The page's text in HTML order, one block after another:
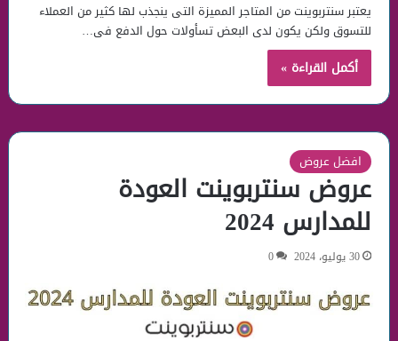
يعتبر سنتربوينت من المتاجر المميزة التى ينجذب لها كثير من العملاء
للتسوق ولكن يكون لدى البعض تسأولات حول الدفع فى…
أكمل القراءة »
افضل عروض
عروض سنتربوينت العودة
للمدارس 2024
30 يوليو، 2024 0